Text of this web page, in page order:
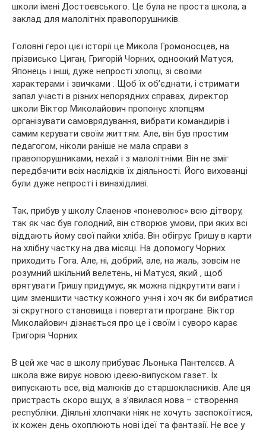
школи імені Достоєвського. Це була не проста школа, а
заклад для малолітніх правопорушників.
Головні герої цієї історії це Микола Громоносцев, на
прізвисько Циган, Григорій Чорних, одноокий Матуся,
Японець і інші, дуже непрості хлопці, зі своїми
характерами і звичками . Щоб їх об’єднати, і стримати
запал участі в різних непорядних справах, директор
школи Віктор Миколайович пропонує хлопцям
організувати самоврядування, вибрати командирів і
самим керувати своїм життям. Але, він був простим
педагогом, ніколи раніше не мала справи з
правопорушниками, нехай і з малолітніми. Він не зміг
передбачити всіх наслідків їх діяльності. Його вихованці
були дуже непрості і винахідливі.
Так, прибув у школу Слаенов «поневолює» всю дітвору,
так як час був голодний, він створює умови, при яких всі
віддають йому свої пайки хліба. Він обігрує Гришу в карти
на хлібну частку на два місяці. На допомогу Чорних
приходить Гога. Але, ні, добрий, але, на жаль, зовсім не
розумний шкільний велетень, ні Матуся, який , щоб
врятувати Гришу придумує, як можна підкрутити ваги і
цим зменшити частку кожного учня і хоч як би вибратися
зі скрутного становища і повертати програне. Віктор
Миколайович дізнається про це і своїм і суворо карає
Григорія Чорних.
В цей же час в школу прибуває Льонька Пантелєєв. А
школа вже вирує новою ідеєю-випуском газет. Їх
випускають все, від малюків до старшокласників. Але ця
пристрасть скоро вщух, а з’явилася нова – створення
республіки. Діяльні хлопчаки ніяк не хочуть заспокоїтися,
їх кожен день охоплюють нові ідеї та фантазії. Не все у